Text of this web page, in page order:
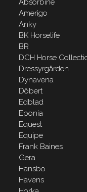
Absorbine
Amerigo
Anky
BK Horselife
BR
DCH Horse
Dressyrgården
Dynavena
Döbert
Edblad
Eponia
Equest
Equipe
Frank Baines
Gera
Hansbo
Havens